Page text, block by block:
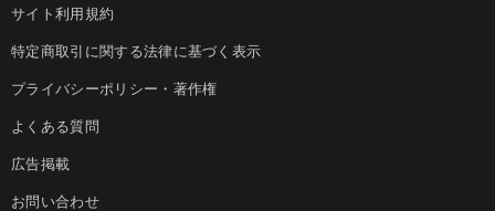
サイト利用規約
特定商取引に関する法律に基づく表示
プライバシーポリシー・著作権
よくある質問
広告掲載
お問い合わせ